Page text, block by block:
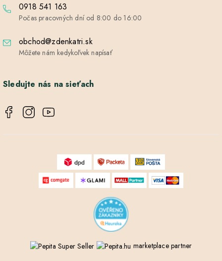
0918 541 163
Počas pracovných dní od 8:00 do 16:00
obchod@zdenkatri.sk
Môžete nám kedykoľvek napísať
Sledujte nás na sieťach
marketplace partner